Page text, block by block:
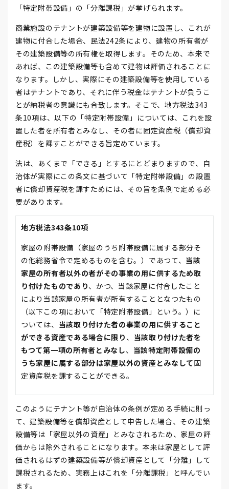
「特定附帯設備」の「分離課税」が挙げられます。
商業施設のテナントが建築設備等を建物に設置し、これが
建物に付合した場合、民法242条により、建物の所有者が
その建築設備等の所有権を取得します。そのため、本来で
あれば、この建築設備等も含めて建物は評価されることに
なります。しかし、実際にその建築設備等を使用している
者はテナントであり、それに伴う税金はテナントが負うこ
とが納税者の意識にも合致します。そこで、地方税法343
条10項は、以下の「特定附帯設備」については、これを設
置した者を所有者とみなし、その者に固定資産税（償却資
産税）を課すことができる旨定めています。
法は、あくまで「できる」とするにとどまりますので、自
治体が実際にこの条文に基づいて「特定附帯設備」の設置
者に償却資産税を課すためには、その旨を条例で定める必
要があります。
地方税法343条10項
家屋の附帯設備（家屋のうち附帯設備に属する部分そ
の他総務省令で定めるものを含む。）であつて、 当該
家屋の所有者以外の者がその事業の用に供するため取
り付けたものであり、かつ、当該家屋に付合したこと
により当該家屋の所有者が所有することとなつたもの
（以下この項において「特定附帯設備」という。）に
ついては、 当該取り付けた者の事業の用に供すること
ができる資産である場合に限り 、 当該取り付けた者を
もつて第一項の所有者とみなし、 当該特定附帯設備の
うち家屋に属する部分は家屋以外の資産とみなして固
定資産税を課することができる。
このようにテナント等が自治体の条例が定める手続に則っ
て、建築設備等を償却資産として申告した場合、その建築
設備等は「家屋以外の資産」とみなされるため、家屋の評
価からは除外されることになります。本来は家屋として評
価されるはずの建築設備等が償却資産として「分離」して
課税されるため、実務上はこれを「分離課税」と呼んでい
ます。